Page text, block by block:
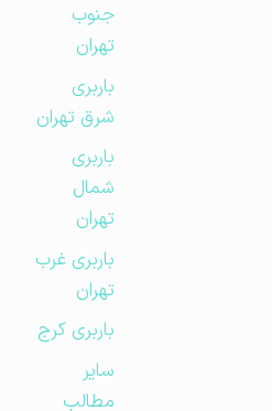
جنوب
تهران
باربری
شرق تهران
باربری
شمال
تهران
باربری غرب
تهران
باربری کرج
مطالب